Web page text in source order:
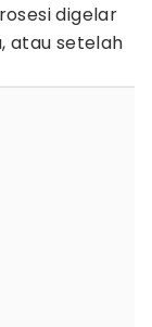
digelar
atau setelah